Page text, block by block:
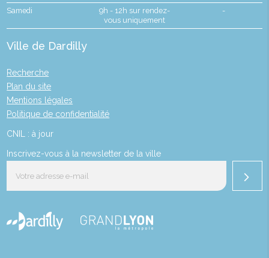
Samedi
9h - 12h sur rendez-
vous uniquement
-
Ville de Dardilly
Recherche
Plan du site
Mentions légales
Politique de confidentialité
CNIL : à jour
Inscrivez-vous à la newsletter de la ville